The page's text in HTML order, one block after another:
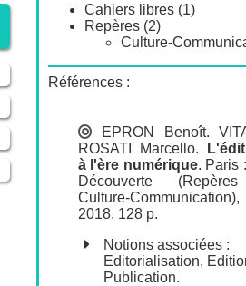
Cahiers libres (1)
Repères (2)
Culture-
Références :
EPRON Benoît.
ROSATI Marcello.
à l'ère numérique. Paris
Découverte
Culture-Communication),
2018. 128 p.
Notions associées :
Editorialisation,
Publication.